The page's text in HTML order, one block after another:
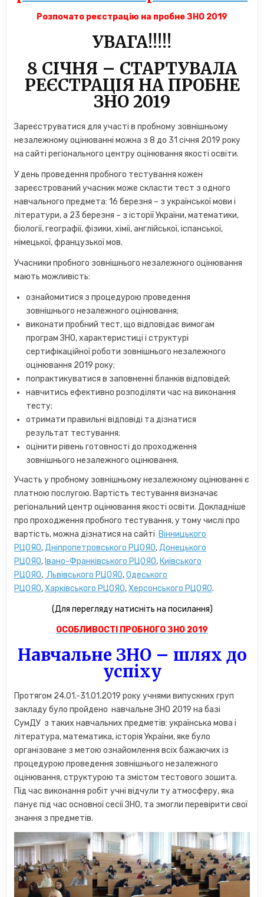
Розпочато реєстрацію на пробне ЗНО 2019
УВАГА!!!!!
8 СІЧНЯ – СТАРТУВАЛА
РЕЄСТРАЦІЯ НА ПРОБНЕ
ЗНО 2019
Зареєструватися для участі в пробному зовнішньому
незалежному оцінюванні можна з 8 до 31 січня 2019 року
на сайті регіонального центру оцінювання якості освіти.
У день проведення пробного тестування кожен
зареєстрований учасник може скласти тест з одного
навчального предмета: 16 березня – з української мови і
літератури, а 23 березня – з історії України, математики,
біології, географії, фізики, хімії, англійської, іспанської,
німецької, французької мов.
Учасники пробного зовнішнього незалежного оцінювання
мають можливість:
ознайомитися з процедурою проведення
зовнішнього незалежного оцінювання;
виконати пробний тест, що відповідає вимогам
програм ЗНО, характеристиці і структурі
сертифікаційної роботи зовнішнього незалежного
оцінювання 2019 року;
попрактикуватися в заповненні бланків відповідей;
навчитись ефективно розподіляти час на виконання
тесту;
отримати правильні відповіді та дізнатися
результат тестування;
оцінити рівень готовності до проходження
зовнішнього незалежного оцінювання.
Участь у пробному зовнішньому незалежному оцінюванні є
платною послугою. Вартість тестування визначає
регіональний центр оцінювання якості освіти. Докладніше
про проходження пробного тестування, у тому числі про
вартість, можна дізнатися на сайті Вінницького
РЦОЯО,Дніпропетровського РЦОЯО,Донецького
РЦОЯО, Івано-Франківського РЦОЯО, Київського
РЦОЯО, Львівського РЦОЯО,Одеського
РЦОЯО,Харківського РЦОЯО,Херсонського РЦОЯО.
(Для перегляду натисніть на посилання)
ОСОБЛИВОСТІ ПРОБНОГО ЗНО 2019
Навчальне ЗНО – шлях до
успіху
Протягом 24.01.-31.01.2019 року учнями випускних груп
закладу було пройдено навчальне ЗНО 2019 на базі
СумДУ з таких навчальних предметів: українська мова і
література, математика, історія України, яке було
організоване з метою ознайомлення всіх бажаючих із
процедурою проведення зовнішнього незалежного
оцінювання, структурою та змістом тестового зошита.
Під час виконання робіт учні відчули ту атмосферу, яка
панує під час основної сесії ЗНО, та змогли перевірити свої
знання з предметів.